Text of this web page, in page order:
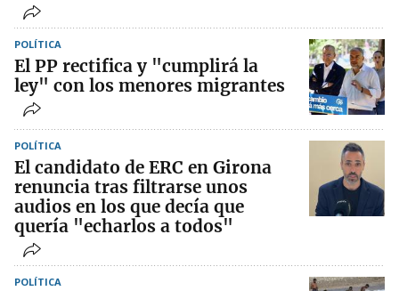
POLÍTICA
El PP rectifica y "cumplirá la
ley" con los menores migrantes
POLÍTICA
El candidato de ERC en Girona
renuncia tras filtrarse unos
audios en los que decía que
quería "echarlos a todos"
POLÍTICA